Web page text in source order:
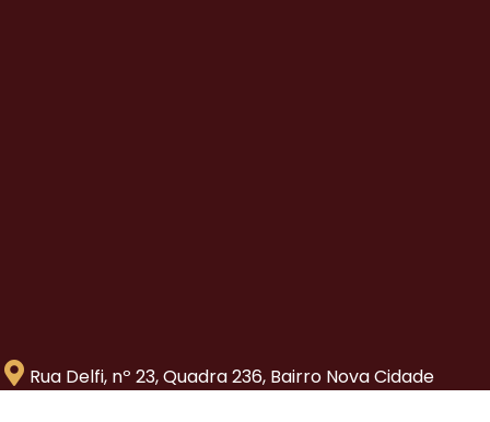
Rua Delfi, nº 23, Quadra 236, Bairro Nova Cidade